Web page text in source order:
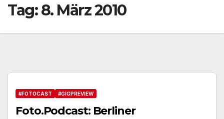
Tag:8. März 2010
#FOTOCAST #GIGPREVIEW
Foto.Podcast: Berliner